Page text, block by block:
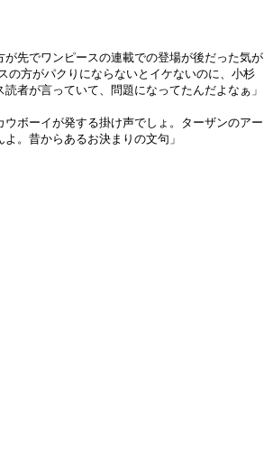
が先でワンピースの連載での登場が後だった気が
の方がパクりにならないとイケないのに、小杉
者が言っていて、問題になってたんだよなぁ」
ウボーイが発する掛け声でしょ。ターザンのアー
。昔からあるお決まりの文句」